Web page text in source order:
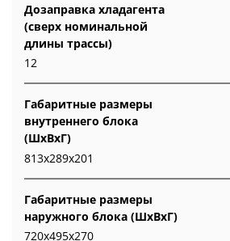
Дозаправка хладагента
(сверх номинальной
длины трассы)
12
Габаритные размеры
внутреннего блока
(ШxВxГ)
813x289x201
Габаритные размеры
наружного блока (ШxВxГ)
720x495x270